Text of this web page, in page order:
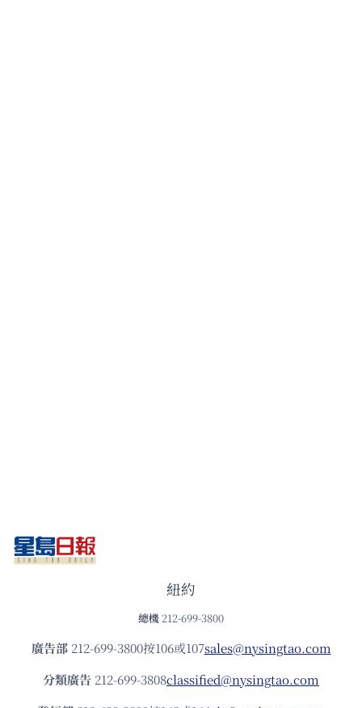
紐約
總機 212-699-3800
廣告部212-699-3800按106或107sales@nysingtao.com
分類廣告 212-699-3808classified@nysingtao.com